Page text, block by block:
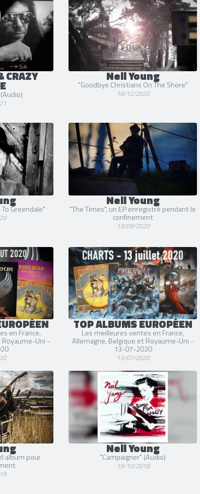
Neil Young
"Goodbye Christians On The Shore"
18/12/2020
Greendale"
Neil Young
"The Times", un EP enregistré pendant le
confinement
13/09/2020
en France,
Uni -
TOP ALBUMS EUROPÉEN
Les meilleures ventes en France,
Allemagne, Belgique et Royaume-Uni -
13-07-2020
13/07/2020
album pour
Neil Young
"Campaigner" (Audio)
19/10/2018